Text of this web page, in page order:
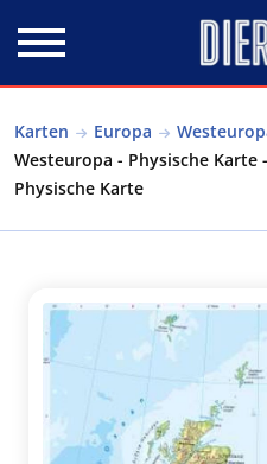
Karten Europa
Westeuropa - Physische Karte
Physische Karte